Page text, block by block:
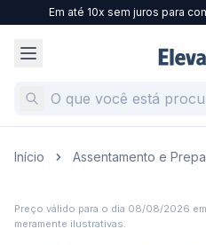
Em até 10x sem juros para
Início Assentamento e
Preço válido para o dia 08/08/2026
meramente ilustrativas.